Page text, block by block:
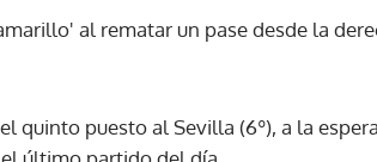
al rematar un pase desde la
quinto puesto al Sevilla (6º), a la